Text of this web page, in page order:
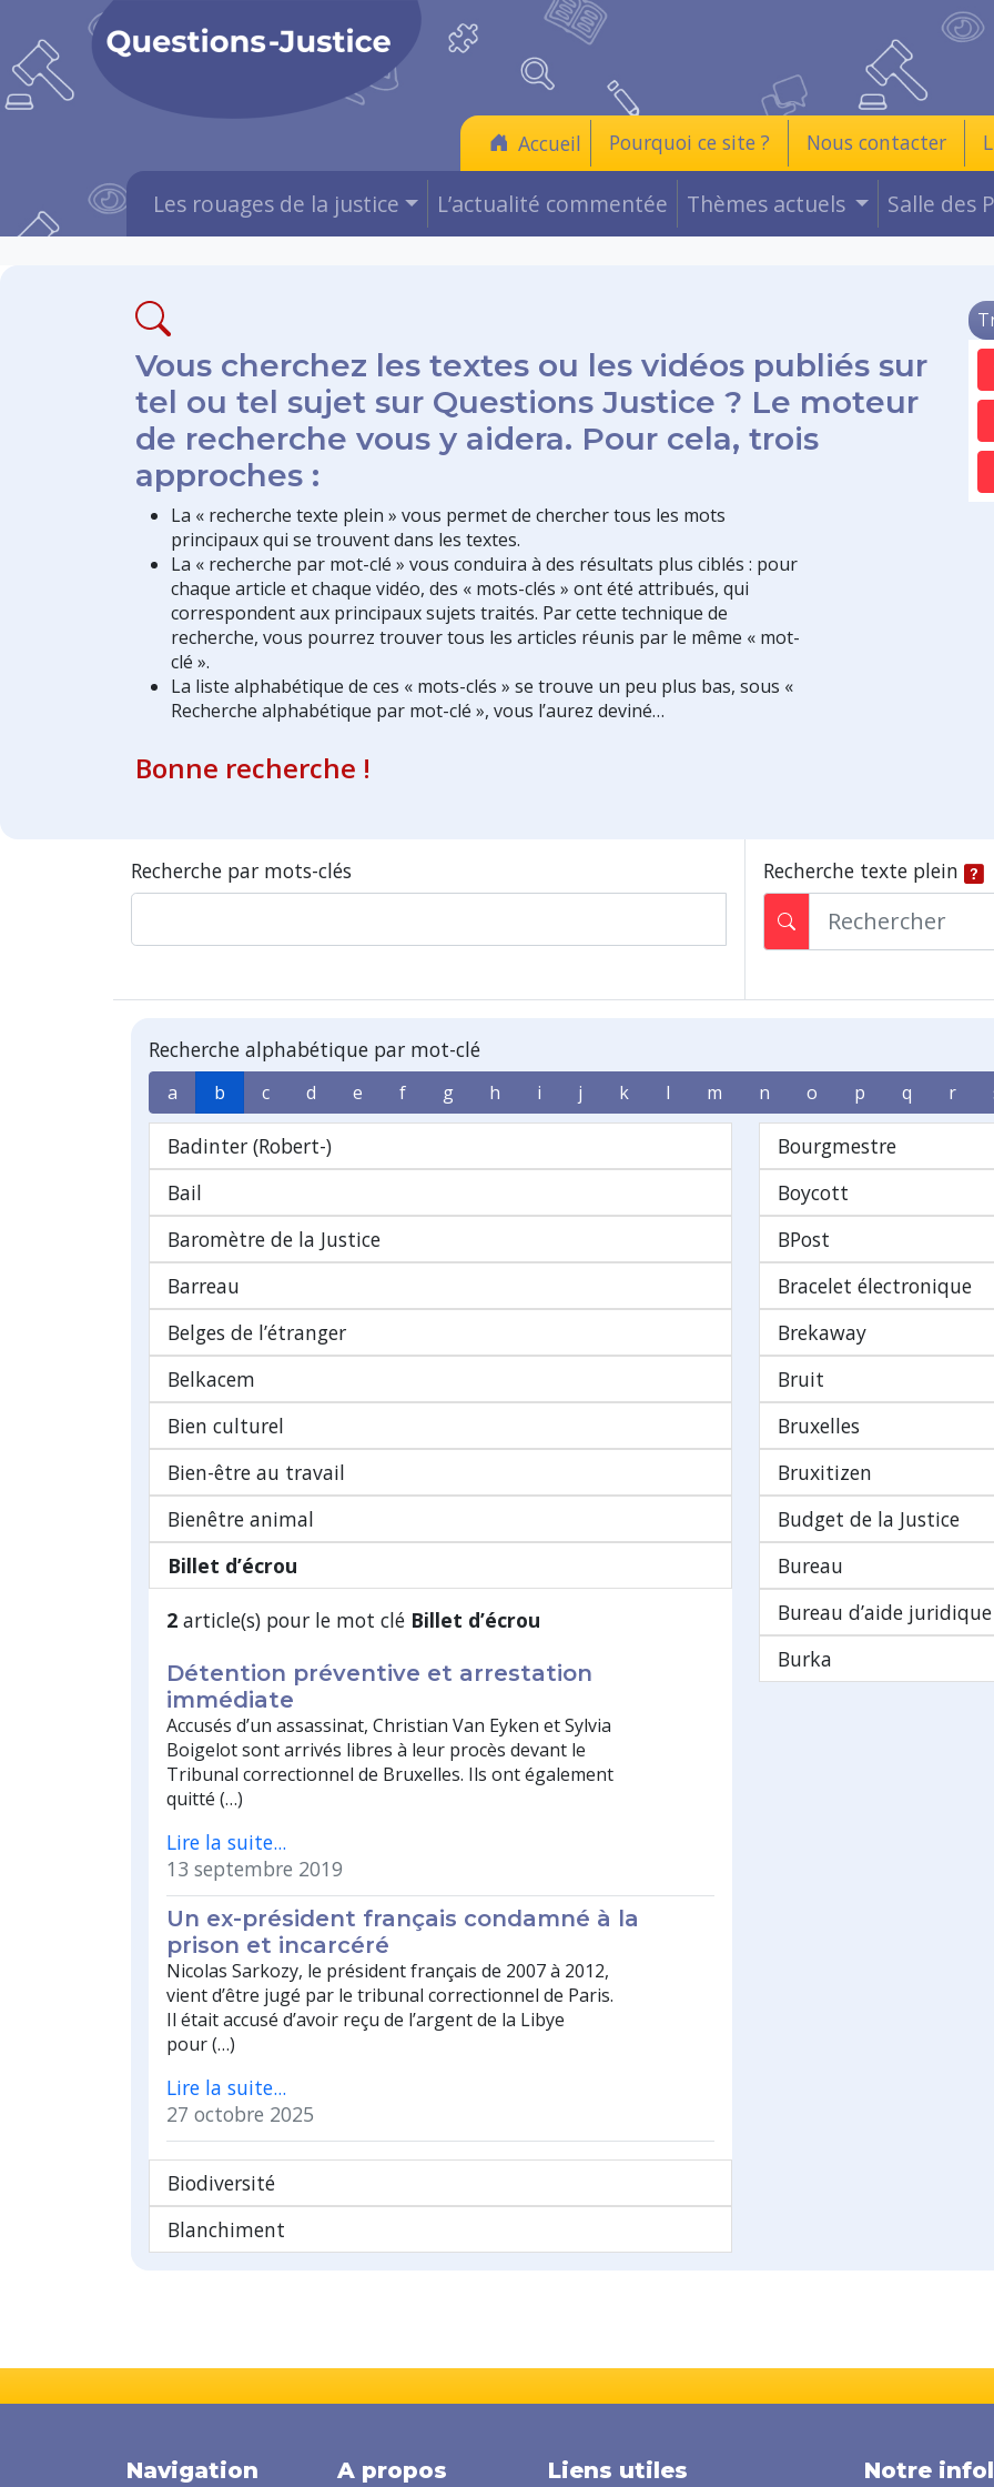
Accueil Pourquoi ce site ? Nous contacter
Les rouages de la justice L’actualité commentée Thèmes actuels Salle des
Vous cherchez les textes ou les vidéos publiés sur
tel ou tel sujet sur Questions Justice ? Le moteur
de recherche vous y aidera. Pour cela, trois
approches :
La « recherche texte plein » vous permet de chercher tous les mots
principaux qui se trouvent dans les textes.
La « recherche par mot-clé » vous conduira à des résultats plus ciblés : pour
chaque article et chaque vidéo, des « mots-clés » ont été attribués, qui
correspondent aux principaux sujets traités. Par cette technique de
recherche, vous pourrez trouver tous les articles réunis par le même « mot-
clé ».
La liste alphabétique de ces « mots-clés » se trouve un peu plus bas, sous «
Recherche alphabétique par mot-clé », vous l’aurez deviné…
Bonne recherche !
Recherche par mots-clés Recherche texte plein
Recherche alphabétique par mot-clé
a b c d e f g h i j k l m n o p q r
Badinter (Robert-)
Bail
Baromètre de la Justice
Barreau
Belges de l’étranger
Belkacem
Bien culturel
Bien-être au travail
Bienêtre animal
Billet d’écrou
2 article(s) pour le mot clé Billet d’écrou
Détention préventive et arrestation
immédiate
Accusés d’un assassinat, Christian Van Eyken et Sylvia
Boigelot sont arrivés libres à leur procès devant le
Tribunal correctionnel de Bruxelles. Ils ont également
quitté (…)
Lire la suite...
13 septembre 2019
Un ex-président français condamné à la
prison et incarcéré
Nicolas Sarkozy, le président français de 2007 à 2012,
vient d’être jugé par le tribunal correctionnel de Paris.
Il était accusé d’avoir reçu de l’argent de la Libye
pour (…)
Lire la suite...
27 octobre 2025
Biodiversité
Blanchiment
Bourgmestre
Boycott
BPost
Bracelet électronique
Brekaway
Bruit
Bruxelles
Bruxitizen
Budget de la Justice
Bureau
Bureau d’aide juridique
Burka
Navigation A propos Liens utiles Notre